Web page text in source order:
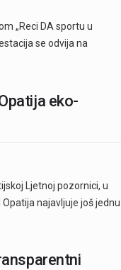
„Reci DA sportu u
se odvija na
eko-
Ljetnoj pozornici, u
najavljuje još jednu